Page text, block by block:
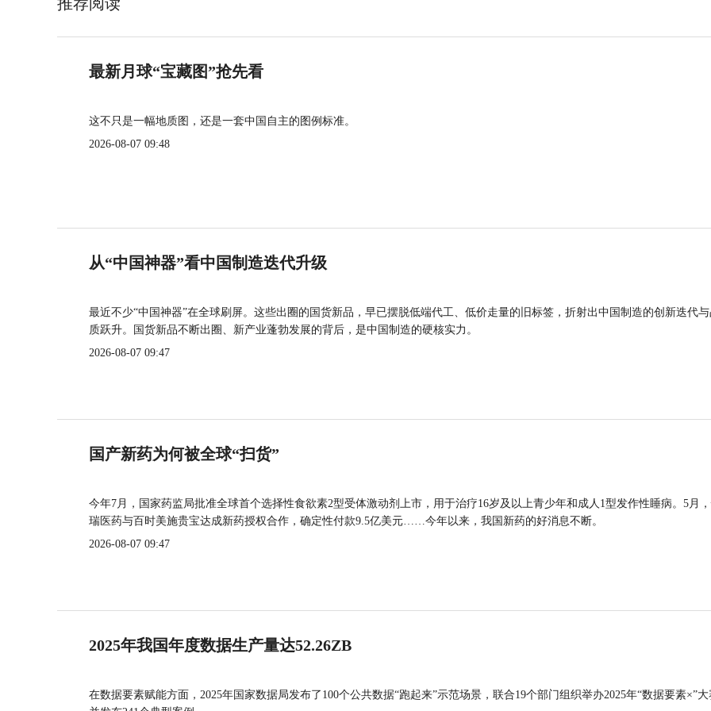
最新月球“宝藏图”抢先看
这不只是一幅地质图，还是一套中国自主的图例标准。
2026-08-07 09:48
从“中国神器”看中国制造迭代升级
最近不少“中国神器”在全球刷屏。这些出圈的国货新品，早已摆脱低端代工、低价走量的旧标签，折射出中国制造的创新迭代
质跃升。国货新品不断出圈、新产业蓬勃发展的背后，是中国制造的硬核实力。
2026-08-07 09:47
国产新药为何被全球“扫货”
今年7月，国家药监局批准全球首个选择性食欲素2型受体激动剂上市，用于治疗16岁及以上青少年和成人1型发作性睡病。5月
瑞医药与百时美施贵宝达成新药授权合作，确定性付款9.5亿美元……今年以来，我国新药的好消息不断。
2026-08-07 09:47
2025年我国年度数据生产量达52.26ZB
在数据要素赋能方面，2025年国家数据局发布了100个公共数据“跑起来”示范场景，联合19个部门组织举办2025年“数据要素×”大